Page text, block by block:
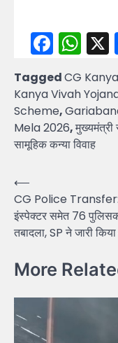
TaggedCG
Kanya Vivah
Scheme,
Mela 2026,मुख्यमंत्री
सामूहिक कन्या विवाह
Post
navigation
⟵
CG Police
इंस्पेक्टर समेत 76
तबादला, SP ने जारी
More